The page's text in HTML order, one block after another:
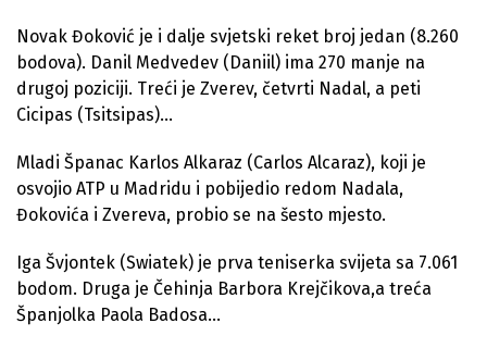
Novak Đoković je i dalje svjetski reket broj jedan (8.260
bodova). Danil Medvedev (Daniil) ima 270 manje na
drugoj poziciji. Treći je Zverev, četvrti Nadal, a peti
Cicipas (Tsitsipas)…
Mladi Španac Karlos Alkaraz (Carlos Alcaraz), koji je
osvojio ATP u Madridu i pobijedio redom Nadala,
Đokovića i Zvereva, probio se na šesto mjesto.
Iga Švjontek (Swiatek) je prva teniserka svijeta sa 7.061
bodom. Druga je Čehinja Barbora Krejčikova,a treća
Španjolka Paola Badosa…